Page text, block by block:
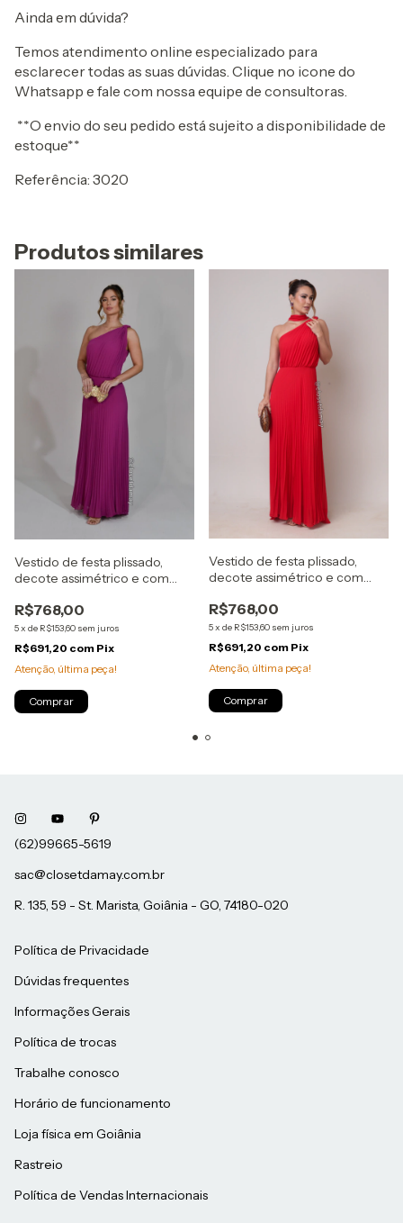
Ainda em dúvida?
Temos atendimento online especializado para
esclarecer todas as suas dúvidas. Clique no icone do
Whatsapp e fale com nossa equipe de consultoras.
**O envio do seu pedido está sujeito a disponibilidade de
estoque**
Referência: 3020
Produtos similares
Vestido de festa plissado,
decote assimétrico e com
R$768,00
5x de R$153,60 sem juros
R$691,20 com Pix
Atenção, última peça!
Comprar
Vestido de festa plissado,
decote assimétrico e com
R$768,00
5x de R$153,60 sem juros
R$691,20 com Pix
Atenção, última peça!
Comprar
sac@closetdamay.com.br
R. 135, 59 - St. Marista, Goiânia - GO, 74180-020
Política de Privacidade
Dúvidas frequentes
Informações Gerais
Política de trocas
Trabalhe conosco
Horário de funcionamento
Loja física em Goiânia
Rastreio
Política de Vendas Internacionais